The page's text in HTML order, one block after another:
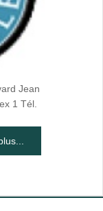
Jean
1 Tél.